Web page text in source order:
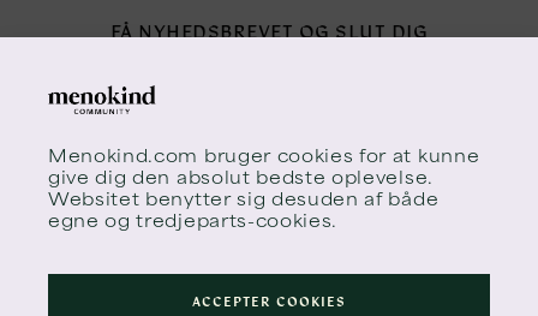
Menokind.com bruger cookies for at kunne
give dig den absolut bedste oplevelse.
Websitet benytter sig desuden af både
egne og tredjeparts-cookies.
ACCEPTER COOKIES
FÅ NYHEDSBREVET OG SLUT DIG
Menokinds nyhedsbrev inspirerer dig til at drage omsorg
for dig selv i årene, der mest af alt kan føles som en